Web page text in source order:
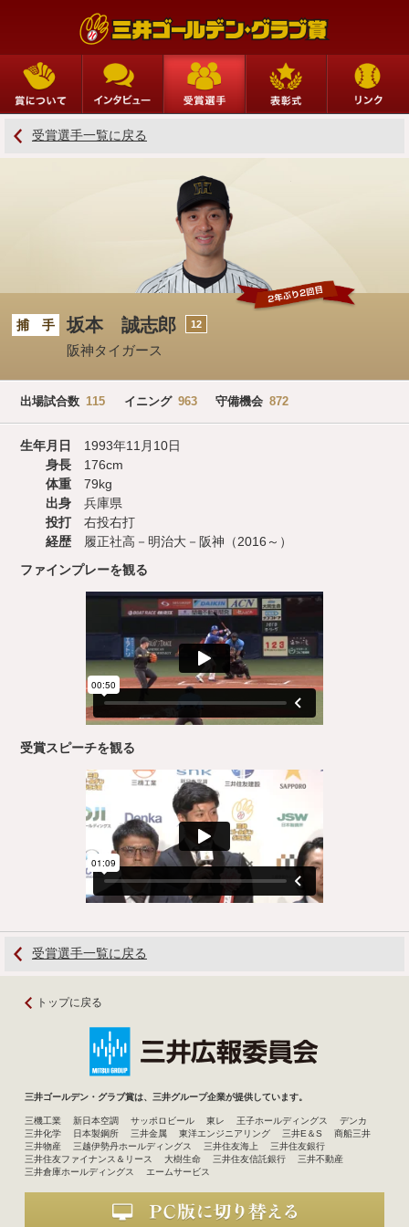
賞について インタビュー 受賞選手 表彰式
受賞選手一覧に戻る
捕 手 坂本 誠志郎 12
阪神タイガース
出場試合数 115 イニング 963 守備機会 872
生年月日
1993年11月10日
身長
176cm
体重
79kg
出身
兵庫県
投打
右投右打
経歴
履正社高－明治大－阪神（2016～）
ファインプレーを観る
受賞スピーチを観る
受賞選手一覧に戻る
トップに戻る
三井ゴールデン・グラブ賞は、三井グループ企業が提供しています。
三機工業 新日本空調 サッポロビール 東レ 王子ホールディングス
デンカ
三井化学
日本製鋼所 三井金属 東洋エンジニアリング 三井E＆S
商船三井
三井物産
三越伊勢丹ホールディングス 三井住友海上
三井住友銀行
三井住友ファイナンス＆リース
大樹生命 三井住友信託銀行
三井不動産
三井倉庫ホールディングス
エームサービス